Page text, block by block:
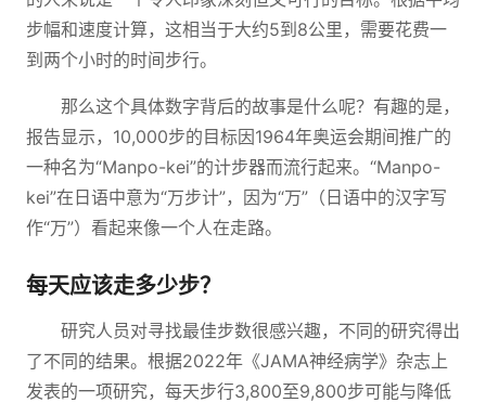
步幅和速度计算，这相当于大约5到8公里，需要花费一
到两个小时的时间步行。
那么这个具体数字背后的故事是什么呢？有趣的是，
报告显示，10,000步的目标因1964年奥运会期间推广的
一种名为“Manpo-kei”的计步器而流行起来。“Manpo-
kei”在日语中意为“万步计”，因为“万”（日语中的汉字写
作“万”）看起来像一个人在走路。
每天应该走多少步？
研究人员对寻找最佳步数很感兴趣，不同的研究得出
了不同的结果。根据2022年《JAMA神经病学》杂志上
发表的一项研究，每天步行3,800至9,800步可能与降低